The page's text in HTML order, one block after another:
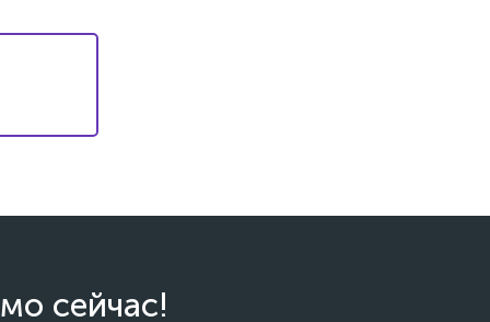
сейчас!